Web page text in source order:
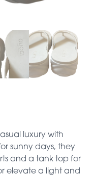
luxury with
sunny days, they
and a tank top for
elevate a light and